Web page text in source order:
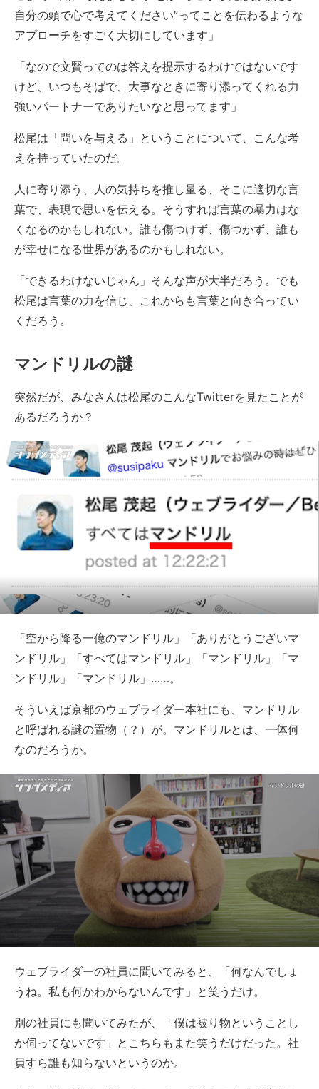
自分の頭で心で考えてください”ってことを伝わるような
アプローチをすごく大切にしています」
「なので文賢ってのは答えを提示するわけではないです
けど、いつもそばで、大事なときに寄り添ってくれる力
強いパートナーでありたいなと思ってます」
松尾は「問いを与える」ということについて、こんな考
えを持っていたのだ。
人に寄り添う、人の気持ちを推し量る、そこに適切な言
葉で、表現で思いを伝える。そうすれば言葉の暴力はな
くなるのかもしれない。誰も傷つけず、傷つかず、誰も
が幸せになる世界があるのかもしれない。
「できるわけないじゃん」そんな声が大半だろう。でも
松尾は言葉の力を信じ、これからも言葉と向き合ってい
くだろう。
マンドリルの謎
突然だが、みなさんは松尾のこんなTwitterを見たことが
あるだろうか？
「空から降る一億のマンドリル」「ありがとうございマ
ンドリル」「すべてはマンドリル」「マンドリル」「マ
ンドリル」「マンドリル」……。
そういえば京都のウェブライダー本社にも、マンドリル
と呼ばれる謎の置物（？）が。マンドリルとは、一体何
なのだろうか。
ウェブライダーの社員に聞いてみると、「何なんでしょ
うね。私も何かわからないんです」と笑うだけ。
別の社員にも聞いてみたが、「僕は被り物ということし
か伺ってないです」とこちらもまた笑うだけだった。社
員すら誰も知らないというのか。